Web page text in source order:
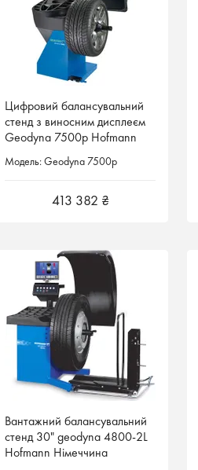
Цифровий балансувальний
стенд з виносним дисплеєм
Geodyna 7500p Hofmann
Модель: Geodyna 7500p
413 382 ₴
Цифровий балансувальний
стенд з виносним дисплеєм
Geodyna 7500p Hofmann
Модель: Geodyna 7500p
413 382 ₴
Вантажний балансувальний
стенд 30" geodyna 4800-2L
Hofmann Німеччина
Вантажний балансувальний
стенд 30" geodyna 4800-2L
Hofmann Німеччина